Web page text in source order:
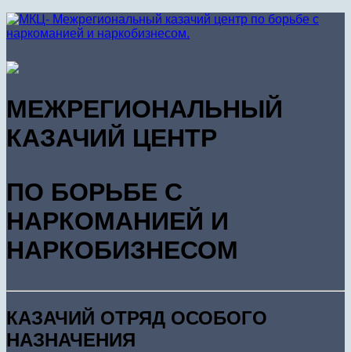
МЕЖРЕГИОНАЛЬНЫЙ
КАЗАЧИЙ ЦЕНТР
ПО БОРЬБЕ С
НАРКОМАНИЕЙ И
НАРКОБИЗНЕСОМ
КАЗАЧИЙ ОТРЯД ОСОБОГО
НАЗНАЧЕНИЯ